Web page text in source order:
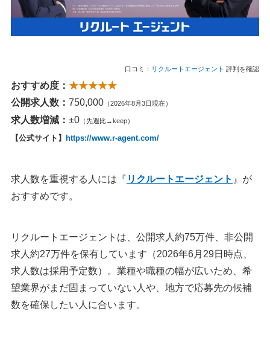
沖縄県の転職サイト｜ジョブアンテナエージェント
ぜですか？
Q：転職サイトとハローワークはどちらがいいですか？
Q：地方に移住して転職する場合、支援金はありますか？
口コミ： リクルートエージェント 評判を確認
おすすめ度： ★★★★★
公開求人数： 750,000 （2026年8月3日現在）
求人数増減： ±0 （先週比→keep）
【公式サイト】 https://www.r-agent.com/
求人数を重視する人には『 リクルートエージェント 』が
おすすめです。
リクルートエージェントは、公開求人約75万件、非公開
求人約27万件を保有しています（2026年6月29日時点、
求人数は採用予定数）。業種や職種の幅が広いため、希
望業界がまだ固まっていない人や、地方で応募先の候補
数を確保したい人に合います。